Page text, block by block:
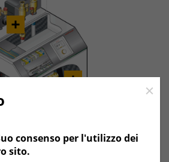
Close
consenso per l'utilizzo dei
sito.